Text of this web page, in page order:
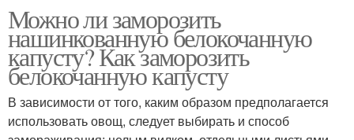
Можно ли заморозить
нашинкованную белокочанную
капусту? Как заморозить
белокочанную капусту
В зависимости от того, каким образом предполагается
использовать овощ, следует выбирать и способ